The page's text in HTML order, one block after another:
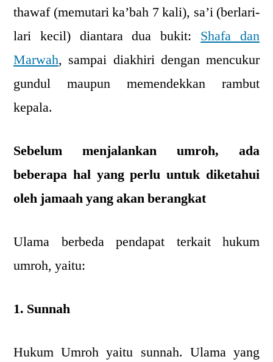
thawaf (memutari ka’bah 7 kali), sa’i (berlari-
lari kecil) diantara dua bukit: Shafa dan
Marwah, sampai diakhiri dengan mencukur
gundul maupun memendekkan rambut
kepala.
Sebelum menjalankan umroh, ada
beberapa hal yang perlu untuk diketahui
oleh jamaah yang akan berangkat
Ulama berbeda pendapat terkait hukum
umroh, yaitu:
1. Sunnah
Hukum Umroh yaitu sunnah. Ulama yang